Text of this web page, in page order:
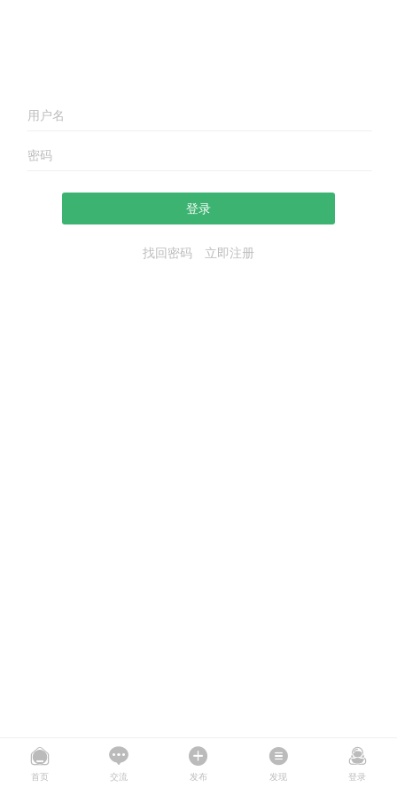
登录
找回密码 立即注册
首页 交流 发布 发现 登录